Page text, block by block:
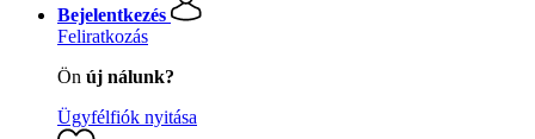
Bejelentkezés
Feliratkozás
Ön új nálunk?
Ügyfélfiók nyitása